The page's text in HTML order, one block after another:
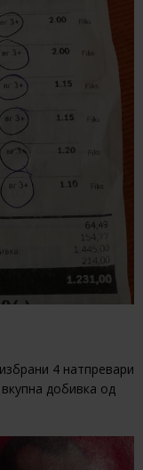
4 натпревари
добивка од